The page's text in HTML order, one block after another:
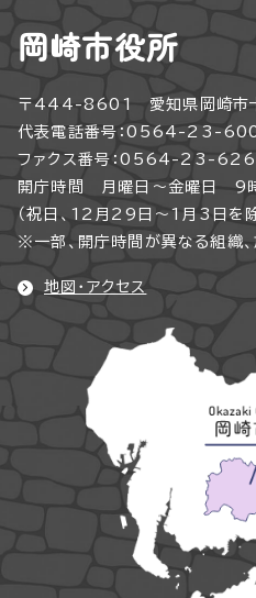
岡崎市役所
〒444-8601 愛知県岡崎市
代表電話番号：0564-23-
ファクス番号：0564-23-
開庁時間 月曜日～金曜日 9
（祝日、12月29日～1月3日を除
※一部、開庁時間が異なる組織、
地図・アクセス